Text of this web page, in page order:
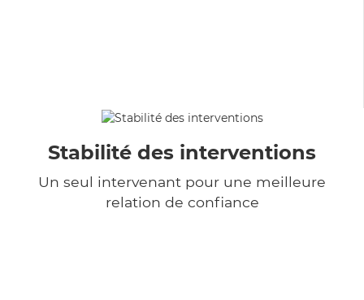
Stabilité des interventions
Un seul intervenant pour une meilleure
relation de confiance